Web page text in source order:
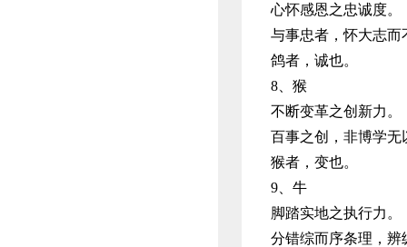
心怀感恩之忠诚度。
与事忠者，怀大志而
鸽者，诚也。
8、猴
不断变革之创新力。
百事之创，非博学无
猴者，变也。
9、牛
脚踏实地之执行力。
分错综而序条理，辨